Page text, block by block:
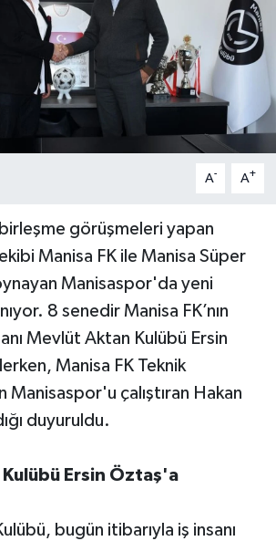
A- A+
görüşmeleri yapan
Manisa FK ile Manisa Süper
Manisaspor'da yeni
8 senedir Manisa FK’nın
Mevlüt Aktan Kulübü Ersin
Manisa FK Teknik
Manisaspor'u çalıştıran Hakan
duyuruldu.
Ersin Öztaş'a
bugün itibarıyla iş insanı